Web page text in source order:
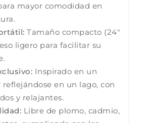
mayor comodidad en
Tamaño compacto (24″
ligero para facilitar su
Inspirado en un
reflejándose en un lago, con
y relajantes.
Libre de plomo, cadmio,